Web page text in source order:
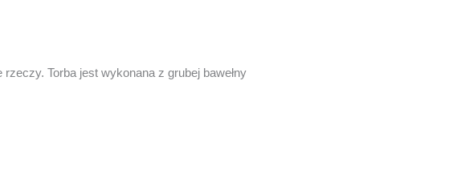
Torba jest wykonana z grubej bawełny